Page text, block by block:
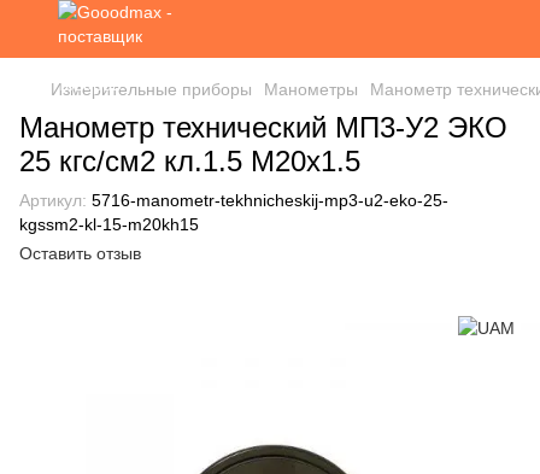
Измерительные приборы Манометры Манометр
Манометр технический МП3-У2 ЭКО
25 кгс/см2 кл.1.5 М20х1.5
Артикул: 5716-manometr-tekhnicheskij-mp3-u2-eko-25-
kgssm2-kl-15-m20kh15
Оставить отзыв